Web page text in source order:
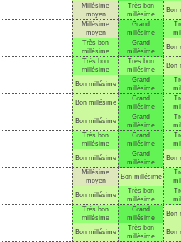
Millésime
moyen
Très bon
millésime
Bon
Millésime
moyen
Grand
millésime
Très bon
millésime
Grand
millésime
Bon
Très bon
millésime
Très bon
millésime
Bon
Bon millésime
Grand
millésime
Bon millésime
Grand
millésime
Bon millésime
Grand
millésime
Très bon
millésime
Grand
millésime
Bon millésime
Grand
millésime
Bon
Millésime
moyen
Bon millésime
Bon millésime
Très bon
millésime
Très bon
millésime
Grand
millésime
Bon
Bon millésime
Très bon
millésime
Bon